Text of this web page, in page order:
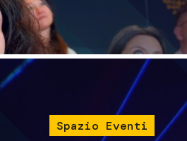
Immagine
Spazio Eventi